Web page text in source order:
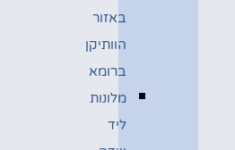
באזור
הוותיקן
ברומא
מלונות
ליד